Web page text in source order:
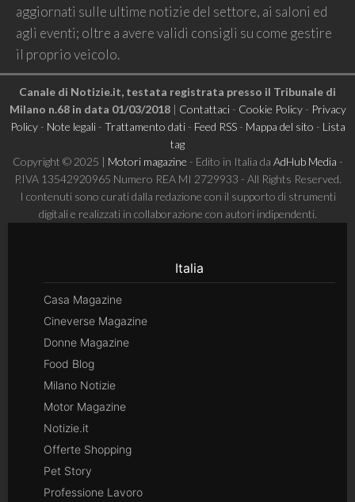
aggiornati sulle ultime notizie del settore, ai saloni ed
agli eventi; oltre a avere validi consigli su come gestire
il proprio veicolo.
Canale di Notizie.it, testata registrata presso il Tribunale di
Milano n.68 in data 01/03/2018| Contattaci- Cookie Policy- Privacy
Policy- Note legali- Trattamento dati- Feed RSS- Mappa del sito - Lista
tag
Copyright © 2025 | Motori magazine - Edito in Italia da AdHub Media -
P.IVA 13542920965 Numero REA MI 2729933 - All Rights Reserved.
I contenuti sono curati dalla redazione con il supporto di strumenti
digitali e realizzati in collaborazione con autori indipendenti.
Italia
Casa Magazine
Cineverse Magazine
Donne Magazine
Food Blog
Milano Notizie
Motor Magazine
Notizie.it
Offerte Shopping
Pet Story
Professione Lavoro